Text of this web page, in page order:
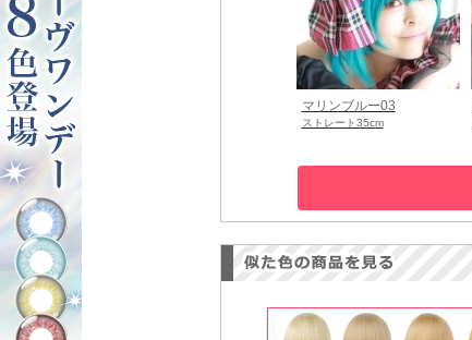
マリンブルー03
ストレート35cm